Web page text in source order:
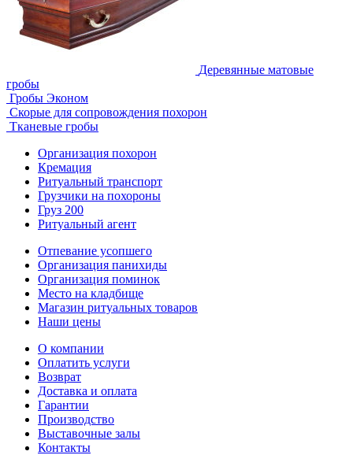
Деревянные матовые
гробы
Гробы Эконом
Скорые для сопровождения похорон
Тканевые гробы
Организация похорон
Кремация
Ритуальный транспорт
Грузчики на похороны
Груз 200
Ритуальный агент
Отпевание усопшего
Организация панихиды
Организация поминок
Место на кладбище
Магазин ритуальных товаров
Наши цены
О компании
Оплатить услуги
Возврат
Доставка и оплата
Гарантии
Производство
Выставочные залы
Контакты